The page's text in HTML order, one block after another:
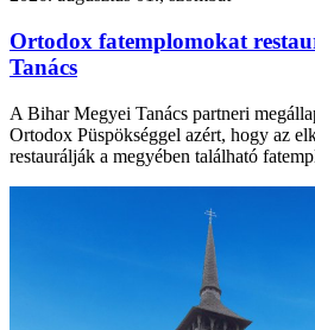
Ortodox fatemplomokat
Tanács
A Bihar Megyei Tanács partneri
Ortodox Püspökséggel azért, hogy az
restaurálják a megyében található